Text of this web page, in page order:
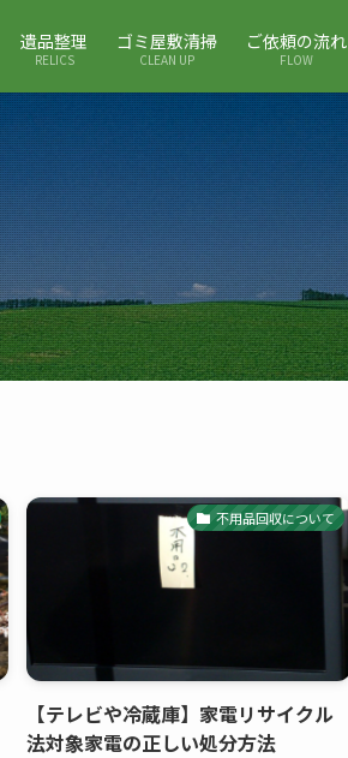
遺品整理
RELICS
ゴミ屋敷清掃
CLEAN UP
ご依頼の流れ
FLOW
不用品回収について
【テレビや冷蔵庫】家電リサイクル
法対象家電の正しい処分方法